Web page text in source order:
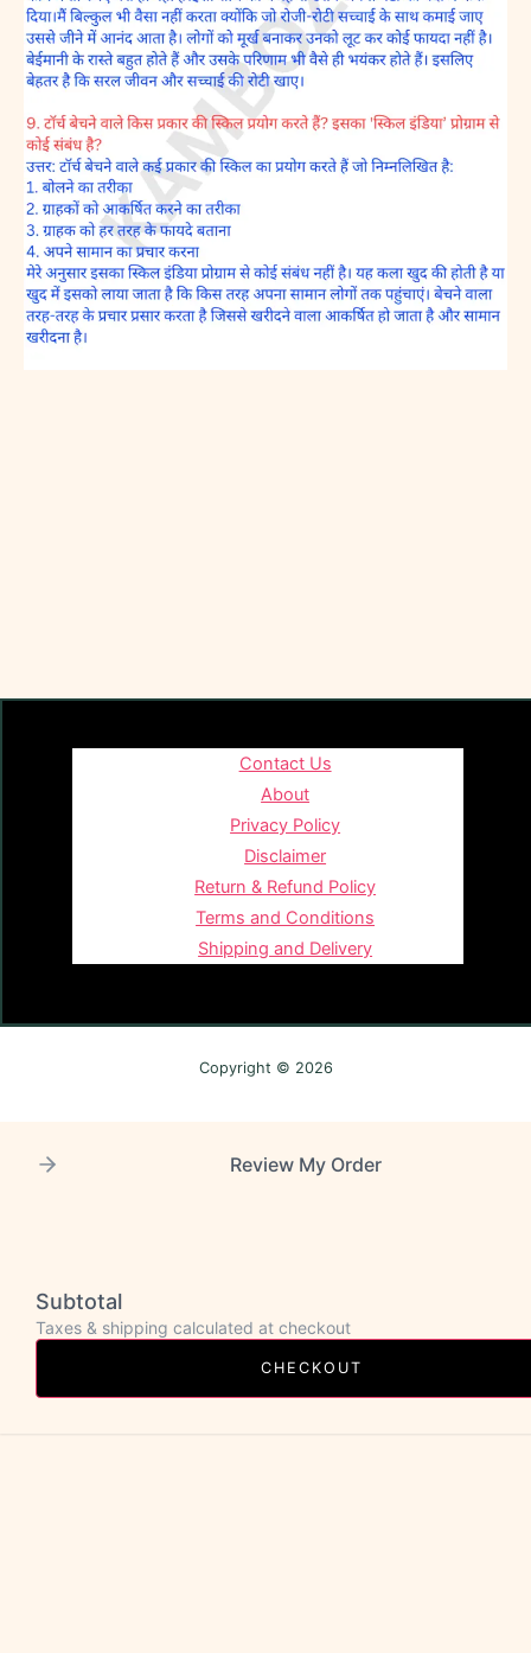
Contact Us
About
Privacy Policy
Disclaimer
Return & Refund Policy
Terms and Conditions
Shipping and Delivery
Copyright © 2026
Review My Order
Subtotal
Taxes & shipping calculated at checkout
CHECKOUT